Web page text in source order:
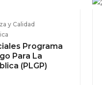
y Calidad
Programa
Para La
(PLGP)